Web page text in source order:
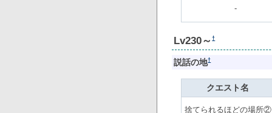
-
Lv230～†
説話の地†
クエスト名
捨てられるほどの場所②